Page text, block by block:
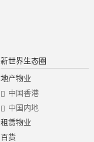
新世界生态圈
地产物业
中国香港
中国内地
租赁物业
百货